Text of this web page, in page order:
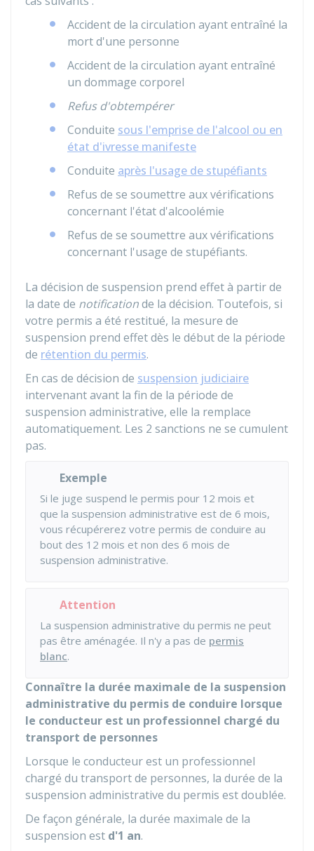
Accident de la circulation ayant entraîné la
mort d'une personne
Accident de la circulation ayant entraîné
un dommage corporel
Refus d'obtempérer
Conduite sous l'emprise de l'alcool ou en
état d'ivresse manifeste
Conduite après l'usage de stupéfiants
Refus de se soumettre aux vérifications
concernant l'état d'alcoolémie
Refus de se soumettre aux vérifications
concernant l'usage de stupéfiants.
La décision de suspension prend effet à partir de
la date de notificationde la décision. Toutefois, si
votre permis a été restitué, la mesure de
suspension prend effet dès le début de la période
de rétention du permis.
En cas de décision de suspension judiciaire
intervenant avant la fin de la période de
suspension administrative, elle la remplace
automatiquement. Les 2 sanctions ne se cumulent
pas.
Exemple
Si le juge suspend le permis pour 12 mois et
que la suspension administrative est de 6 mois,
vous récupérerez votre permis de conduire au
bout des 12 mois et non des 6 mois de
suspension administrative.
Attention
La suspension administrative du permis ne peut
pas être aménagée. Il n'y a pas de permis
blanc.
Connaître la durée maximale de la suspension
administrative du permis de conduire lorsque
le conducteur est un professionnel chargé du
transport de personnes
Lorsque le conducteur est un professionnel
chargé du transport de personnes, la durée de la
suspension administrative du permis est doublée.
De façon générale, la durée maximale de la
suspension est d'1 an.